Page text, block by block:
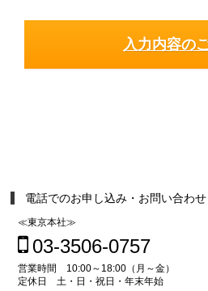
電話でのお申し込み・お問い合わせ
≪東京本社≫
03-3506-0757
営業時間 10:00～18:00（月～金）
定休日 土・日・祝日・年末年始